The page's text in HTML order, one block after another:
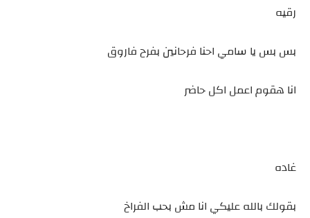
رقيه
بس بس يا سامي احنا فرحانين بفرح فاروق
انا هقوم اعمل اكل حاضر
غاده
بقولك بالله عليكي انا مش بحب الفراخ